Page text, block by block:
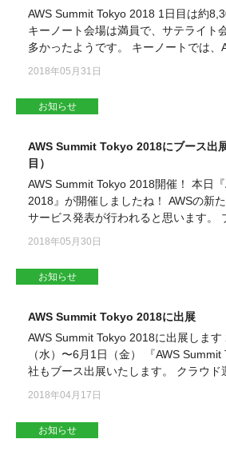
AWS Summit Tokyo 2018 1日目は約
キーノート会場は満員で、サテライト
多かったようです。 キーノートでは、
2018年05月31日
お知らせ
AWS Summit Tokyo 2018にブース出
目）
AWS Summit Tokyo 2018開催！ 本日
2018』が開催しましたね！ AWSの新
サービス発表が行われると思います。
2018年05月30日
お知らせ
AWS Summit Tokyo 2018に出展
AWS Summit Tokyo 2018に出展します
（水）〜6月1日（金） 『AWS
社もブース出展いたします。 クラウド
2018年04月17日
お知らせ